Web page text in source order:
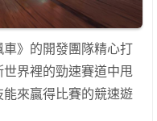
車》的開發團隊精心打
界裡的勁速賽道中甩
來贏得比賽的競速遊